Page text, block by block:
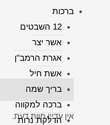
ברכות
12 השבטים
אשר יצר
אגרת הרמב"ן
אשת חיל
בריך שמה
ברכה למקווה
הדלקת נרות
חוות דעת (0)
אין עדיין חוות דעת.